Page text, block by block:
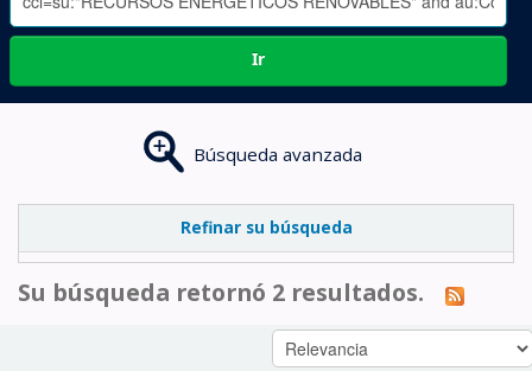
Ir
Búsqueda avanzada
Refinar su búsqueda
Su búsqueda retornó 2 resultados.